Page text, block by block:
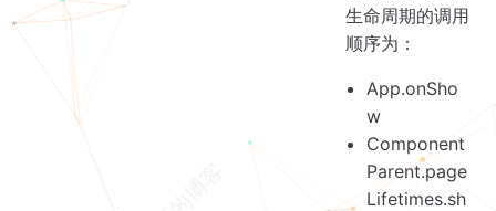
生命周期的调用
顺序为：
App.onSho
w
Component
Parent.page
Lifetimes.sh